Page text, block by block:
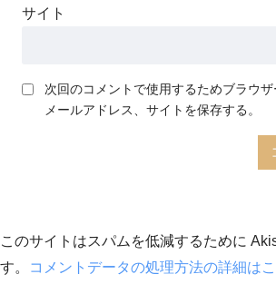
サイト
次回のコメントで使用するためブラウザ
メールアドレス、サイトを保存する。
このサイトはスパムを低減するために
す。
コメントデータの処理方法の詳細は